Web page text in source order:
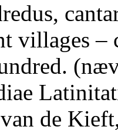
villages –
de